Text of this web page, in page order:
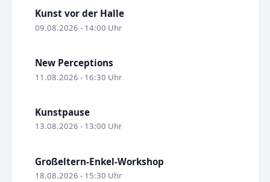
Kunst vor der Halle
09.08.2026 - 14:00 Uhr
New Perceptions
11.08.2026 - 16:30 Uhr
Kunstpause
13.08.2026 - 13:00 Uhr
Großeltern-Enkel-Workshop
18.08.2026 - 15:30 Uhr